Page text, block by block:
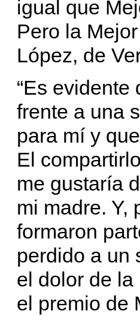
igual que
Pero la
López, de
“Es
frente a una
para mí y
El
me gustaría
mi madre. Y,
formaron
perdido a un
el dolor de la
el premio de